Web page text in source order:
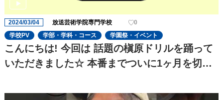
2024/03/04 放送芸術学院専門学校
0
学校PV
学部・学科・コース 学園祭・イベント
こんにちは! 今回は 話題の槇原ドリルを踊って
いただきました☆ 本番までついに1ヶ月を切
これからも期待です!